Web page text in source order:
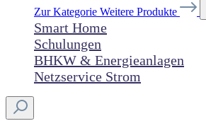
Zur Kategorie Weitere Produkte
Smart Home
Schulungen
BHKW & Energieanlagen
Netzservice Strom